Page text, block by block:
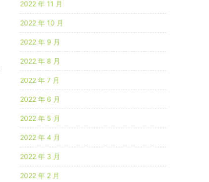
2022 年 11 月
2022 年 10 月
2022 年 9 月
2022 年 8 月
2022 年 7 月
2022 年 6 月
2022 年 5 月
2022 年 4 月
2022 年 3 月
2022 年 2 月